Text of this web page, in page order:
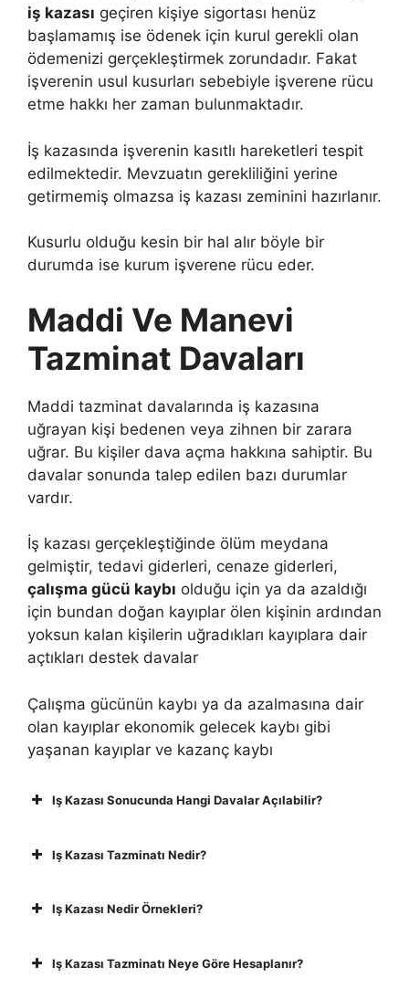
iş kazası geçiren kişiye sigortası henüz
başlamamış ise ödenek için kurul gerekli olan
ödemenizi gerçekleştirmek zorundadır. Fakat
işverenin usul kusurları sebebiyle işverene rücu
etme hakkı her zaman bulunmaktadır.
İş kazasında işverenin kasıtlı hareketleri tespit
edilmektedir. Mevzuatın gerekliliğini yerine
getirmemiş olmazsa iş kazası zeminini hazırlanır.
Kusurlu olduğu kesin bir hal alır böyle bir
durumda ise kurum işverene rücu eder.
Maddi Ve Manevi
Tazminat Davaları
Maddi tazminat davalarında iş kazasına
uğrayan kişi bedenen veya zihnen bir zarara
uğrar. Bu kişiler dava açma hakkına sahiptir. Bu
davalar sonunda talep edilen bazı durumlar
vardır.
İş kazası gerçekleştiğinde ölüm meydana
gelmiştir, tedavi giderleri, cenaze giderleri,
çalışma gücü kaybı olduğu için ya da azaldığı
için bundan doğan kayıplar ölen kişinin ardından
yoksun kalan kişilerin uğradıkları kayıplara dair
açtıkları destek davalar
Çalışma gücünün kaybı ya da azalmasına dair
olan kayıplar ekonomik gelecek kaybı gibi
yaşanan kayıplar ve kazanç kaybı
Iş Kazası Sonucunda Hangi Davalar Açılabilir?
Iş Kazası Tazminatı Nedir?
Iş Kazası Nedir Örnekleri?
Iş Kazası Tazminatı Neye Göre Hesaplanır?